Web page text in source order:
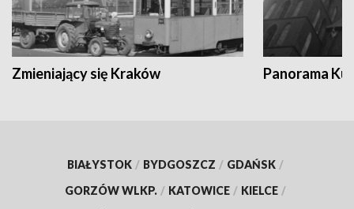
Zmieniający się Kraków Panorama
BIAŁYSTOK / BYDGOSZCZ / GDAŃSK /
GORZÓW WLKP. / KATOWICE / KIELCE /